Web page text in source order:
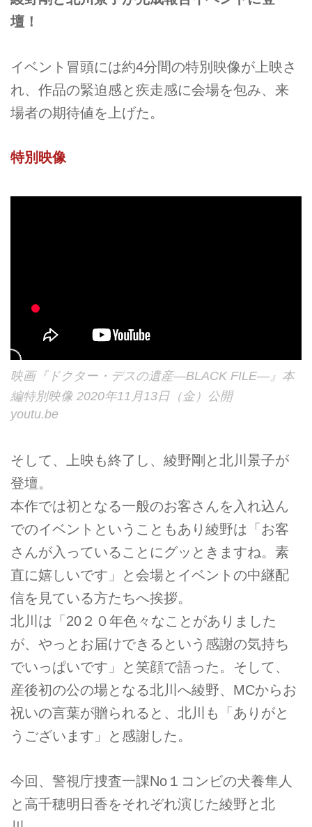
壇！
イベント冒頭には約4分間の特別映像が上映さ
れ、作品の緊迫感と疾走感に会場を包み、来
場者の期待値を上げた。
特別映像
映画『ドクター・デスの遺産―BLACK FILE―』本
編特別映像 2020年11月13日（金）公開
youtu.be
そして、上映も終了し、綾野剛と北川景子が
登壇。
本作では初となる一般のお客さんを入れ込ん
でのイベントということもあり綾野は「お客
さんが入っていることにグッときますね。素
直に嬉しいです」と会場とイベントの中継配
信を見ている方たちへ挨拶。
北川は「20２０年色々なことがありました
が、やっとお届けできるという感謝の気持ち
でいっぱいです」と笑顔で語った。そして、
産後初の公の場となる北川へ綾野、MCからお
祝いの言葉が贈られると、北川も「ありがと
うございます」と感謝した。
今回、警視庁捜査一課No１コンビの犬養隼人
と高千穂明日香をそれぞれ演じた綾野と北